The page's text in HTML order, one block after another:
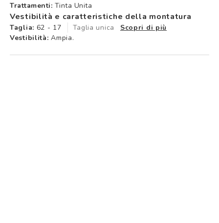
Trattamenti: Tinta Unita
Vestibilità e caratteristiche della montatura
Taglia: 62 - 17 Taglia unica
Scopri di più
Vestibilità: Ampia.